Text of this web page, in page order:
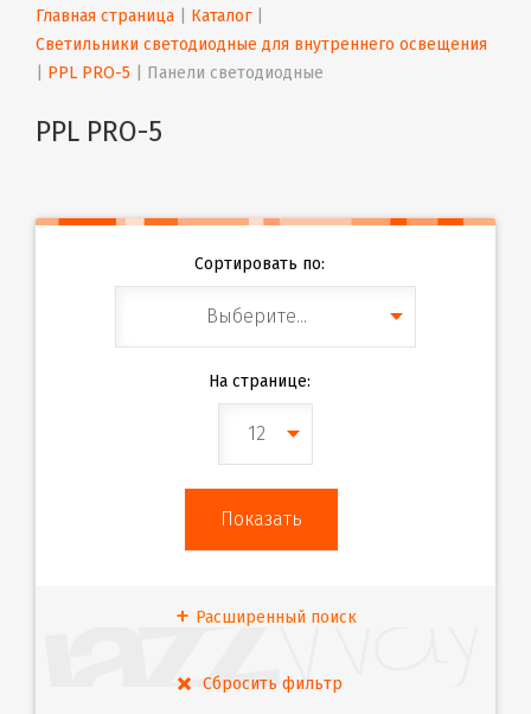
Главная страница Каталог |
Светильники светодиодные для внутреннего освещения
PPL PRO-5 Панели светодиодные
PPL PRO-5
Сортировать по:
Выберите...
На странице:
12
Расширенный поиск